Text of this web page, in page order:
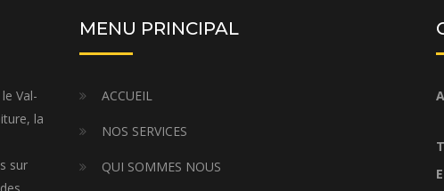
Val-
la
sur
MENU PRINCIPAL
ACCUEIL
NOS SERVICES
QUI SOMMES NOUS